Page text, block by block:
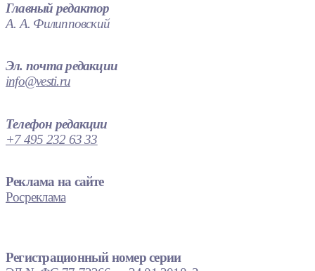
Главный редактор
А. А. Филипповский
Эл. почта редакции
info@vesti.ru
Телефон редакции
+7 495 232 63 33
Реклама на сайте
Росреклама
Регистрационный номер серии